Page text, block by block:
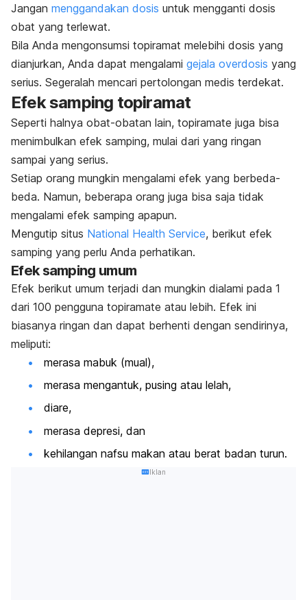
Jangan menggandakan dosis untuk mengganti dosis
obat yang terlewat.
Bila Anda mengonsumsi topiramat melebihi dosis yang
dianjurkan, Anda dapat mengalami gejala overdosis yang
serius. Segeralah mencari pertolongan medis terdekat.
Efek samping topiramat
Seperti halnya obat-obatan lain, topiramate juga bisa
menimbulkan efek samping, mulai dari yang ringan
sampai yang serius.
Setiap orang mungkin mengalami efek yang berbeda-
beda. Namun, beberapa orang juga bisa saja tidak
mengalami efek samping apapun.
Mengutip situs National Health Service, berikut efek
samping yang perlu Anda perhatikan.
Efek samping umum
Efek berikut umum terjadi dan mungkin dialami pada 1
dari 100 pengguna topiramate atau lebih. Efek ini
biasanya ringan dan dapat berhenti dengan sendirinya,
meliputi:
merasa mabuk (mual),
merasa mengantuk, pusing atau lelah,
diare,
merasa depresi, dan
kehilangan nafsu makan atau berat badan turun.
Iklan